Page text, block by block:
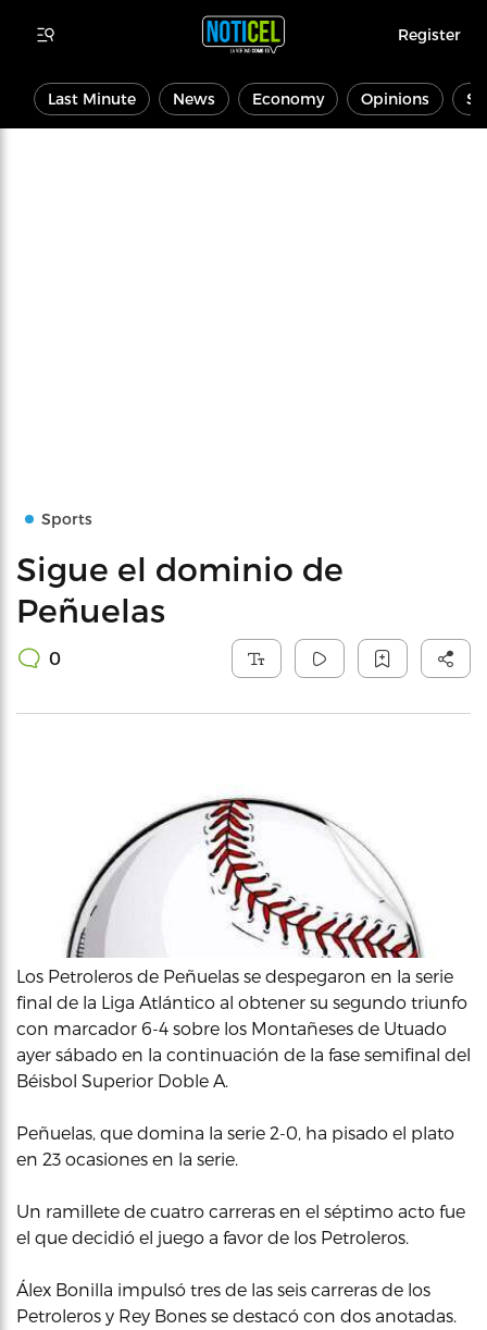
Register
Last Minute News Economy Opinions
Sports
Sigue el dominio de
Peñuelas
0
Los Petroleros de Peñuelas se despegaron en la serie
final de la Liga Atlántico al obtener su segundo triunfo
con marcador 6-4 sobre los Montañeses de Utuado
ayer sábado en la continuación de la fase semifinal del
Béisbol Superior Doble A.
Peñuelas, que domina la serie 2-0, ha pisado el plato
en 23 ocasiones en la serie.
Un ramillete de cuatro carreras en el séptimo acto fue
el que decidió el juego a favor de los Petroleros.
Álex Bonilla impulsó tres de las seis carreras de los
Petroleros y Rey Bones se destacó con dos anotadas.